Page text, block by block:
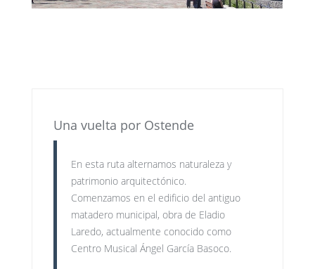
Una vuelta por Ostende
En esta ruta alternamos naturaleza y
patrimonio arquitectónico.
Comenzamos en el edificio del antiguo
matadero municipal, obra de Eladio
Laredo, actualmente conocido como
Centro Musical Ángel García Basoco.